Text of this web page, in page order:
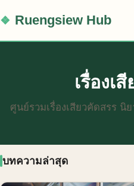
Ruengsiew Hub
เรื่องเ
ศูนย์รวมเรื่องเสียวคัดสรร
บทความล่าสุด